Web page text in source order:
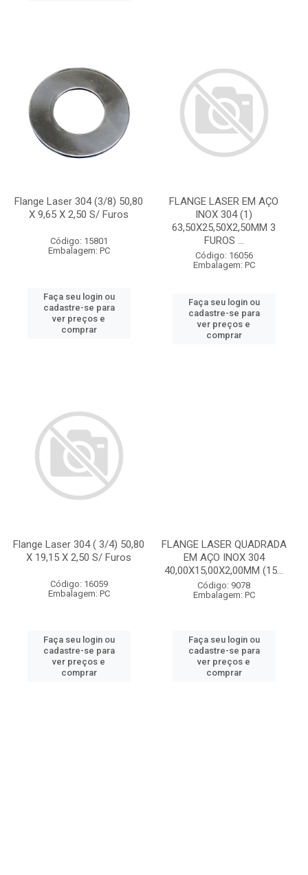
Flange Laser 304 (3/8) 50,80
X 9,65 X 2,50 S/ Furos
Código: 15801
Embalagem: PC
Faça seu login ou
cadastre-se para
ver preços e
comprar
FLANGE LASER EM AÇO
INOX 304 (1)
63,50X25,50X2,50MM 3
FUROS ...
Código: 16056
Embalagem: PC
Faça seu login ou
cadastre-se para
ver preços e
comprar
Flange Laser 304 ( 3/4) 50,80
X 19,15 X 2,50 S/ Furos
Código: 16059
Embalagem: PC
Faça seu login ou
cadastre-se para
ver preços e
comprar
FLANGE LASER QUADRADA
EM AÇO INOX 304
40,00X15,00X2,00MM (15...
Código: 9078
Embalagem: PC
Faça seu login ou
cadastre-se para
ver preços e
comprar